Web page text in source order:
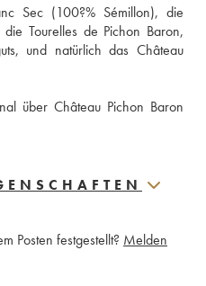
Sec (100?% Sémillon), die
Tourelles de Pichon Baron,
und natürlich das Château
über Château Pichon Baron
Posten festgestellt? Melden